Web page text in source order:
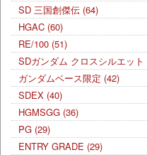
SD 三国創傑伝 (64)
HGAC (60)
RE/100 (51)
SDガンダム クロスシルエット
ガンダムベース限定 (42)
SDEX (40)
HGMSGG (36)
PG (29)
ENTRY GRADE (29)